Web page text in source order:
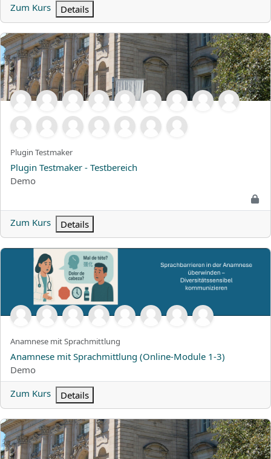
Zum Kurs Details
Plugin Testmaker - Testbereich
Kurzer Kursname
Plugin Testmaker
Kursname
Plugin Testmaker - Testbereich
Kursbereich
Demo
Zum Kurs Details
Anamnese mit Sprachmittlung (Online-Module 1-3)
Kurzer Kursname
Anamnese mit Sprachmittlung
Kursname
Anamnese mit Sprachmittlung (Online-Module 1-3)
Kursbereich
Demo
Zum Kurs
Details
Susi